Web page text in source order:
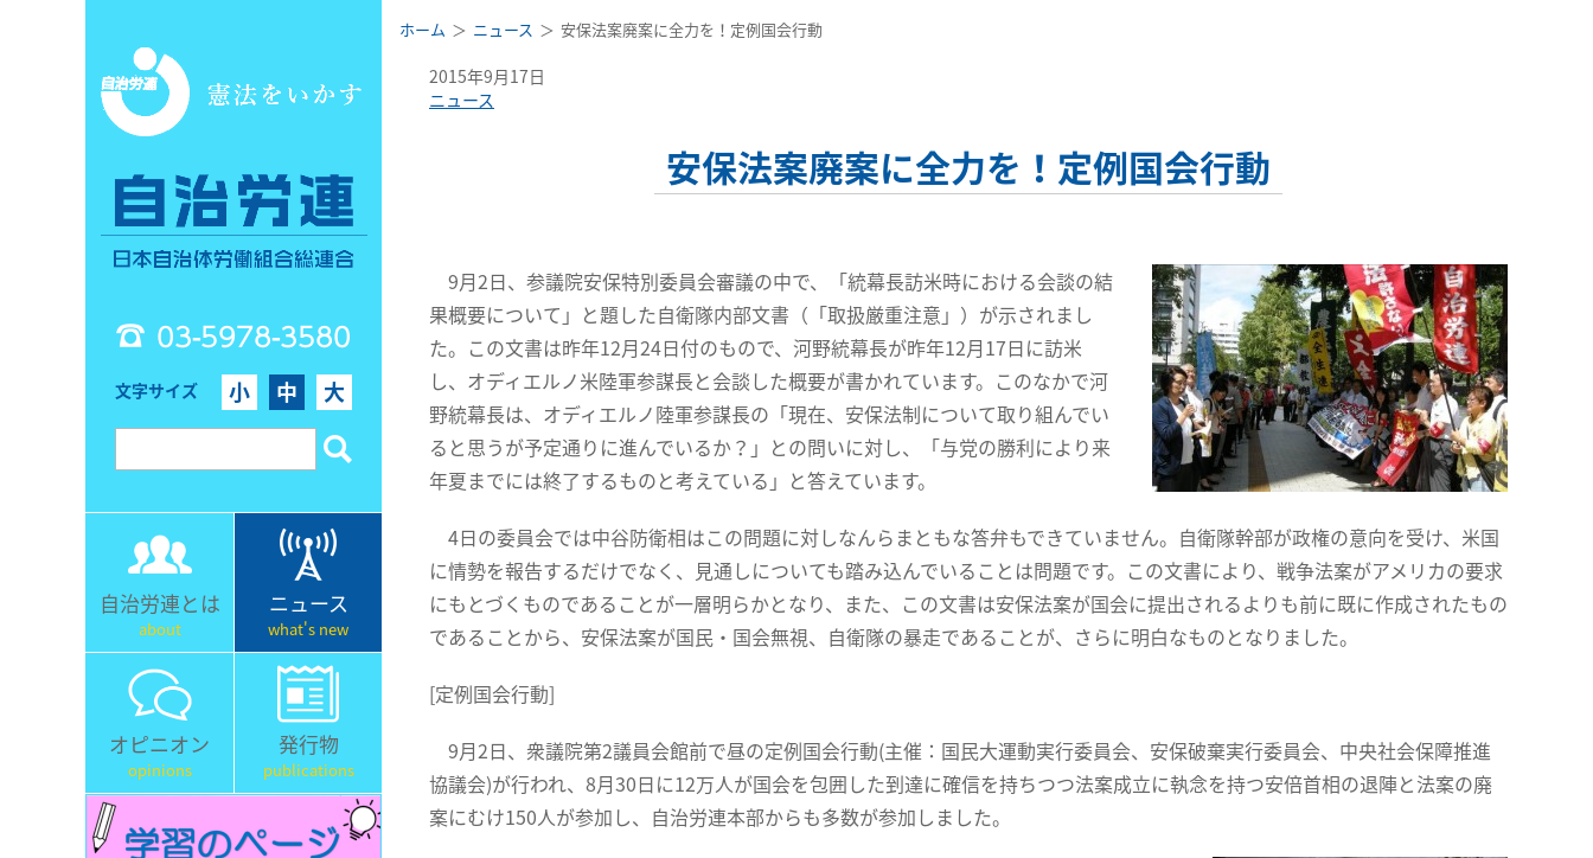
03-5978-3580
文字サイズ 小 中 大
自治労連とは
about
ニュース
what's new
オピニオン
opinions
発行物
publications
ホーム ニュース 安保法案廃案に全力を！定例国会行動
2015年9月17日
ニュース
安保法案廃案に全力を！定例国会行動
9月2日、参議院安保特別委員会審議の中で、「統幕長訪米時における会談の結
果概要について」と題した自衛隊内部文書（「取扱厳重注意」）が示されまし
た。この文書は昨年12月24日付のもので、河野統幕長が昨年12月17日に訪米
し、オディエルノ米陸軍参謀長と会談した概要が書かれています。このなかで河
野統幕長は、オディエルノ陸軍参謀長の「現在、安保法制について取り組んでい
ると思うが予定通りに進んでいるか？」との問いに対し、「与党の勝利により来
年夏までには終了するものと考えている」と答えています。
4日の委員会では中谷防衛相はこの問題に対しなんらまともな答弁もできていません。自衛隊幹部が政権の意向を受け、米国
に情勢を報告するだけでなく、見通しについても踏み込んでいることは問題です。この文書により、戦争法案がアメリカの要求
にもとづくものであることが一層明らかとなり、また、この文書は安保法案が国会に提出されるよりも前に既に作成されたもの
であることから、安保法案が国民・国会無視、自衛隊の暴走であることが、さらに明白なものとなりました。
[定例国会行動]
9月2日、衆議院第2議員会館前で昼の定例国会行動(主催：国民大運動実行委員会、安保破棄実行委員会、中央社会保障推進
協議会)が行われ、8月30日に12万人が国会を包囲した到達に確信を持ちつつ法案成立に執念を持つ安倍首相の退陣と法案の廃
案にむけ150人が参加し、自治労連本部からも多数が参加しました。